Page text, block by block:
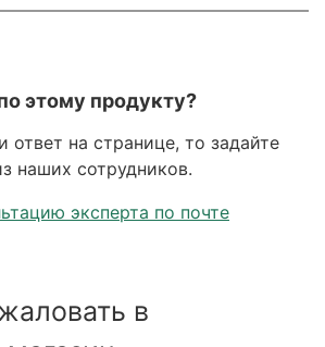
этому продукту?
ответ на странице, то задайте
наших сотрудников.
эксперта по почте
в